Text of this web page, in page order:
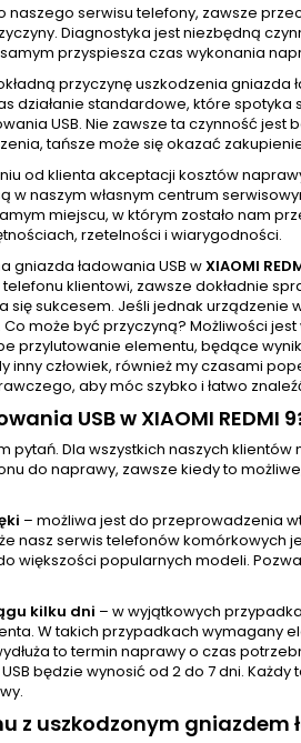
naszego serwisu telefony, zawsze
Diagnostyka jest niezbędną
przyspiesza czas wykonania
przyczynę uszkodzenia gniazda
działanie standardowe, które
USB. Nie zawsze ta czynność jest
tańsze może się okazać
od klienta akceptacji kosztów
w naszym własnym centrum
miejscu, w którym zostało nam
rzetelności i wiarygodności.
gniazda ładowania USB wXIAOMI
klientowi, zawsze dokładnie
sukcesem. Jeśli jednak urządzenie
może być przyczyną? Możliwości
przylutowanie elementu, będące
inny człowiek, również my czasami
aby móc szybko i łatwo
USB w XIAOMI REDMI
pytań. Dla wszystkich naszych
do naprawy, zawsze kiedy to
– możliwa jest do przeprowadzenia
nasz serwis telefonów komórkowych
większości popularnych modeli.
kilku dni – w wyjątkowych
W takich przypadkach wymagany
to termin naprawy o czas
będzie wynosić od 2 do 7 dni.
z uszkodzonym gniazdem